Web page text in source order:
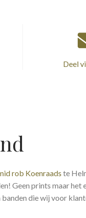
Deel
rob Koenraads te
Geen prints maar het
die wij voor